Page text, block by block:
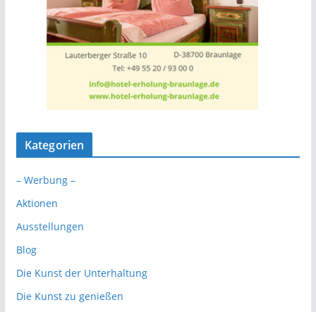
Kategorien
– Werbung –
Aktionen
Ausstellungen
Blog
Die Kunst der Unterhaltung
Die Kunst zu genießen